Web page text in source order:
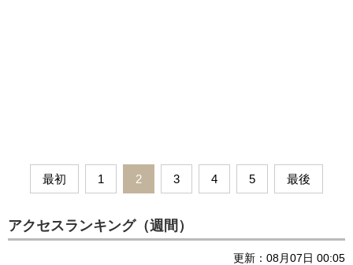
最初 1 2 3 4 5 最後
アクセスランキング（週間）
更新：08月07日 00:05